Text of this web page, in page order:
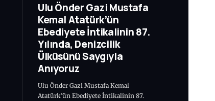
Ulu Önder Gazi Mustafa
Kemal Atatürk’ün
Ebediyete İntikalinin 87.
Yılında, Denizcilik
Ülküsünü Saygıyla
Anıyoruz
Ulu Önder Gazi Mustafa Kemal
Atatürk’ün Ebediyete İntikalinin 87.